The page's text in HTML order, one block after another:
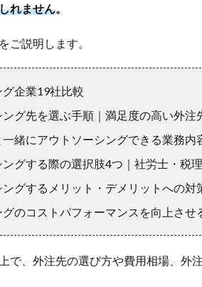
れません。
ご説明します。
企業19社比較
グ先を選ぶ手順｜満足度の高い外注
一緒にアウトソーシングできる業務内
グする際の選択肢4つ｜社労士・税
グするメリット・デメリットへの対
のコストパフォーマンスを向上させ
で、外注先の選び方や費用相場、外